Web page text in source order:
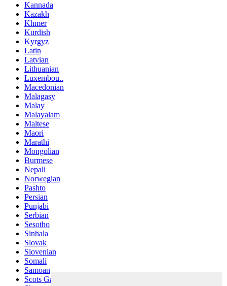
Kannada
Kazakh
Khmer
Kurdish
Kyrgyz
Latin
Latvian
Lithuanian
Luxembou..
Macedonian
Malagasy
Malay
Malayalam
Maltese
Maori
Marathi
Mongolian
Burmese
Nepali
Norwegian
Pashto
Persian
Punjabi
Serbian
Sesotho
Sinhala
Slovak
Slovenian
Somali
Samoan
Scots Gaelic